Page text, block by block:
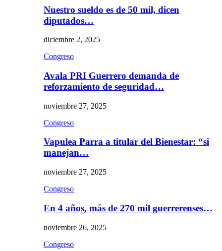
Nuestro sueldo es de 50 mil, dicen
diputados…
diciembre 2, 2025
Congreso
Avala PRI Guerrero demanda de
reforzamiento de seguridad…
noviembre 27, 2025
Congreso
Vapulea Parra a titular del Bienestar: “si
manejan…
noviembre 27, 2025
Congreso
En 4 años, más de 270 mil guerrerenses…
noviembre 26, 2025
Congreso